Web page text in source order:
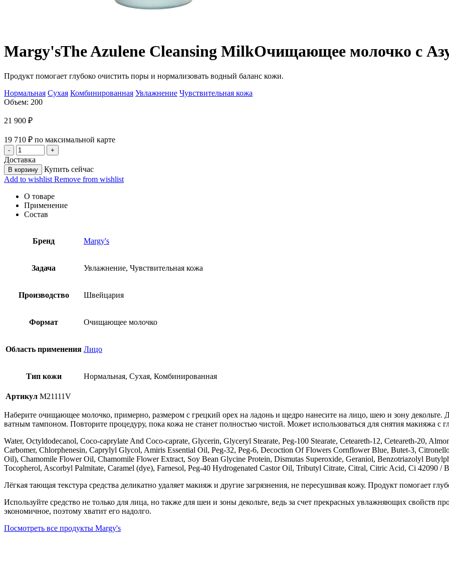
Margy'sThe Azulene Cleansing MilkОчищающее молочко с
Продукт помогает глубоко очистить поры и нормализовать водный баланс кожи.
Нормальная Сухая Комбинированная Увлажнение Чувствительная кожа
Объем: 200
21 900 ₽
19 710 ₽ по максимальной карте
Доставка
В корзину
Купить сейчас
Add to wishlist Remove from wishlist
О товаре
Применение
Состав
Бренд Margy's
Задача Увлажнение, Чувствительная кожа
Производство Швейцария
Формат Очищающее молочко
Область применения Лицо
Тип кожи Нормальная, Сухая, Комбинированная
Артикул M21111V
Наберите очищающее молочко, примерно, размером с грецкий орех на ладонь и щедро нанесите на лицо, шею и зону декольте.
ватным тампоном. Повторите процедуру, пока кожа не станет полностью чистой. Может использоваться для снятия макияжа с
Water, Octyldodecanol, Coco-caprylate And Coco-caprate, Glycerin, Glyceryl Stearate, Peg-100 Stearate, Ceteareth-12, Ceteareth-20,
Carbomer, Chlorphenesin, Caprylyl Glycol, Amiris Essential Oil, Peg-32, Peg-6, Decoction Of Flowers Cornflower Blue, Butet-3,
Oil), Chamomile Flower Oil, Chamomile Flower Extract, Soy Bean Glycine Protein, Dismutas Superoxide, Geraniol, Benzotriazolyl
Tocopherol, Ascorbyl Palmitate, Caramel (dye), Farnesol, Peg-40 Hydrogenated Castor Oil, Tributyl Citrate, Citral, Citric Acid, Ci 42090 /
Лёгкая тающая текстура средства деликатно удаляет макияж и другие загрязнения, не пересушивая кожу. Продукт помогает
Используйте средство не только для лица, но также для шеи и зоны декольте, ведь за счет прекрасных увлажняющих свойств
экономичное, поэтому хватит его надолго.
Посмотреть все продукты Margy's